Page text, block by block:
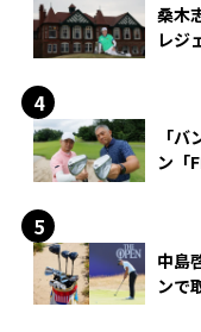
桑木
レジ
「
ン「
中島
ンで